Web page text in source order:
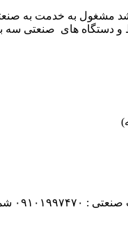
شرکت زیمنس المان می باشد
دستگاه های صنعتی سه